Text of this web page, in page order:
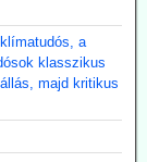
a
klasszikus
majd kritikus